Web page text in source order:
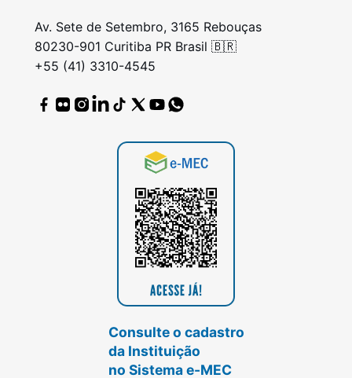
Av. Sete de Setembro, 3165 Rebouças
80230-901 Curitiba PR Brasil 🇧🇷
+55 (41) 3310-4545
Consulte o cadastro
da Instituição
no Sistema e-MEC